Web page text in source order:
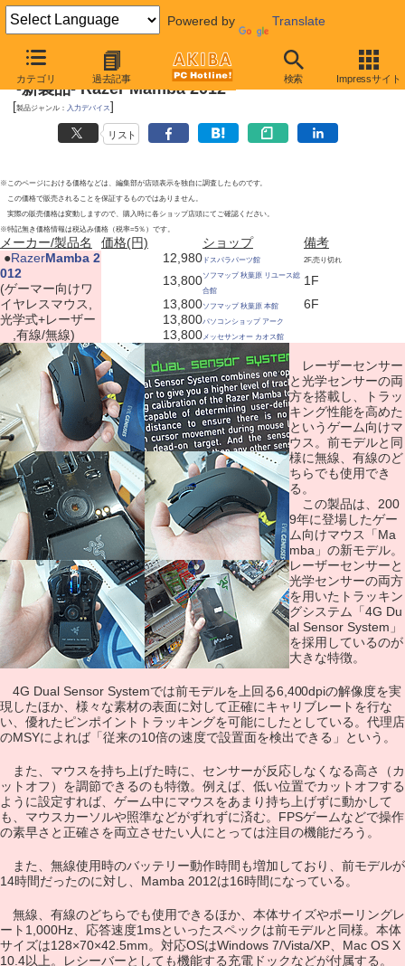
Powered by Translate
カテゴリ 過去記事 検索 Impressサイト
2011年8月20日
-新製品- Razer Mamba 2012
[製品ジャンル： 入力デバイス]
リスト
※このページにおける価格などは、編集部が店頭表示を独自に調査したものです。
この価格で販売されることを保証するものではありません。
実際の販売価格は変動しますので、購入時に各ショップ店頭にてご確認ください。
※特記無き価格情報は税込み価格（税率=5％）です。
メーカー/製品名 価格(円) ショップ
備考
●RazerMamba 2
012
(ゲーマー向けワ
イヤレスマウス,
光学式+レーザー
,有線/無線)
12,980 ドスパラパーツ館 2F,売り切れ
13,800ソフマップ 秋葉原 リユース総
合館
1F
13,800ソフマップ 秋葉原 本館
6F
13,800パソコンショップ アーク
13,800メッセサンオー カオス館
レーザーセンサー
と光学センサーの両
方を搭載し、トラッ
キング性能を高めた
というゲーム向けマ
ウス。前モデルと同
様に無線、有線のど
ちらでも使用でき
る。
この製品は、200
9年に登場したゲー
ム向けマウス「Ma
mba」の新モデル。
レーザーセンサーと
光学センサーの両方
を用いたトラッキン
グシステム「4G Du
al Sensor System」
を採用しているのが
大きな特徴。
4G Dual Sensor Systemでは前モデルを上回る6,400dpiの解像度を実
現したほか、様々な素材の表面に対して正確にキャリブレートを行な
い、優れたピンポイントトラッキングを可能にしたとしている。代理店
のMSYによれば「従来の10倍の速度で設置面を検出できる」という。
また、マウスを持ち上げた時に、センサーが反応しなくなる高さ（カ
ットオフ）を調節できるのも特徴。例えば、低い位置でカットオフする
ように設定すれば、ゲーム中にマウスをあまり持ち上げずに動かして
も、マウスカーソルや照準などがずれずに済む。FPSゲームなどで操作
の素早さと正確さを両立させたい人にとっては注目の機能だろう。
また、無線使用時のバッテリー動作時間も増加しており、前モデルが
14時間だったのに対し、Mamba 2012は16時間になっている。
無線、有線のどちらでも使用できるほか、本体サイズやポーリングレ
ート1,000Hz、応答速度1msといったスペックは前モデルと同様。本体
サイズは128×70×42.5mm。対応OSはWindows 7/Vista/XP、Mac OS X
10.4以上。レシーバーとしても機能する充電ドックなどが付属する。